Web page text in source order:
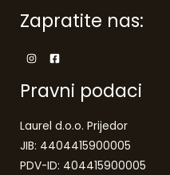
Zapratite nas:
Pravni podaci
Laurel d.o.o. Prijedor
JIB: 4404415900005
PDV-ID: 404415900005